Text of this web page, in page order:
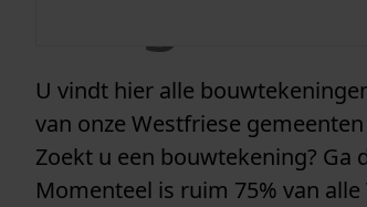
U vindt hier alle
van onze Westfriese
Zoekt u een bouwtekening? Ga
Momenteel is ruim 75% van